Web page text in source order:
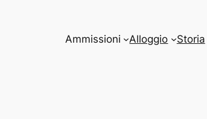
Ammissioni Alloggio Storia